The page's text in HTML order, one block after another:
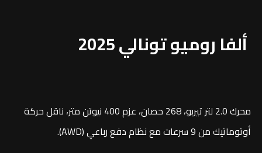
ألفا روميو تونالي 2025
محرك 2.0 لتر تيربو، 268 حصان، عزم 400 نيوتن متر، ناقل حركة
أوتوماتيك من 9 سرعات مع نظام دفع رباعي (AWD).